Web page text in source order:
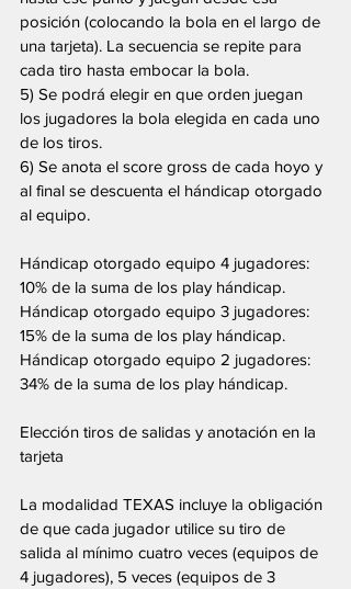
posición (colocando la bola en el largo de
una tarjeta). La secuencia se repite para
cada tiro hasta embocar la bola.
5) Se podrá elegir en que orden juegan
los jugadores la bola elegida en cada uno
de los tiros.
6) Se anota el score gross de cada hoyo y
al final se descuenta el hándicap otorgado
al equipo.
Hándicap otorgado equipo 4 jugadores:
10% de la suma de los play hándicap.
Hándicap otorgado equipo 3 jugadores:
15% de la suma de los play hándicap.
Hándicap otorgado equipo 2 jugadores:
34% de la suma de los play hándicap.
Elección tiros de salidas y anotación en la
tarjeta
La modalidad TEXAS incluye la obligación
de que cada jugador utilice su tiro de
salida al mínimo cuatro veces (equipos de
4 jugadores), 5 veces (equipos de 3